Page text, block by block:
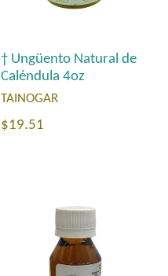
† Ungüento Natural de
Caléndula 4oz
TAINOGAR
Precio
$19.51